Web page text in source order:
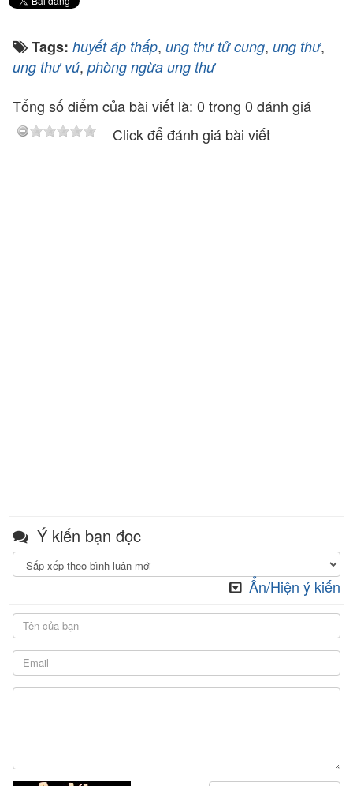
Tags: huyết áp thấp, ung thư tử cung, ung thư,
ung thư vú, phòng ngừa ung thư
Tổng số điểm của bài viết là: 0 trong 0 đánh giá
Click để đánh giá bài viết
Ý kiến bạn đọc
Ẩn/Hiện ý kiến